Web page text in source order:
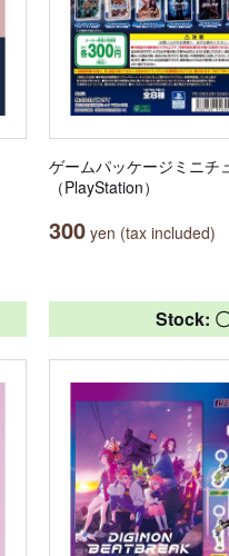
ゲームパッケージミニチ
（PlayStation）
300 yen (tax included)
Stock: